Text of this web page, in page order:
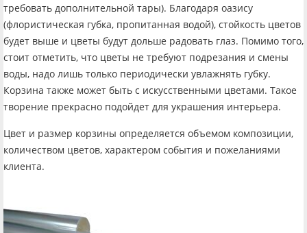
требовать дополнительной тары). Благодаря оазису
(флористическая губка, пропитанная водой), стойкость цветов
будет выше и цветы будут дольше радовать глаз. Помимо того,
стоит отметить, что цветы не требуют подрезания и смены
воды, надо лишь только периодически увлажнять губку.
Корзина также может быть с искусственными цветами. Такое
творение прекрасно подойдет для украшения интерьера.
Цвет и размер корзины определяется объемом композиции,
количеством цветов, характером события и пожеланиями
клиента.